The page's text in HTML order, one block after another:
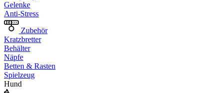
Gelenke
Anti-Stress
Zubehör
Kratzbretter
Behälter
Näpfe
Betten & Rasten
Spielzeug
Hund